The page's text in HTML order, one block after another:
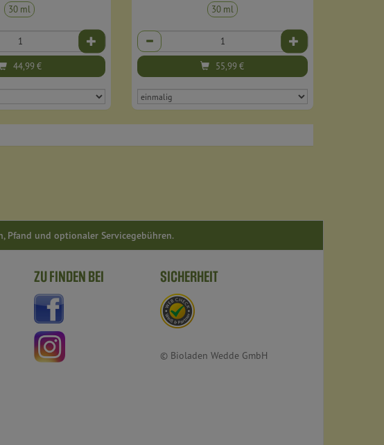
30 ml
44,99€
30 ml
Anzahl
55,99€
Pfand und optionaler Servicegebühren.
ZU FINDEN BEI SICHERHEIT
© Bioladen Wedde GmbH